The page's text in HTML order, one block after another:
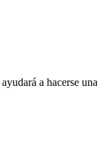
a hacerse una